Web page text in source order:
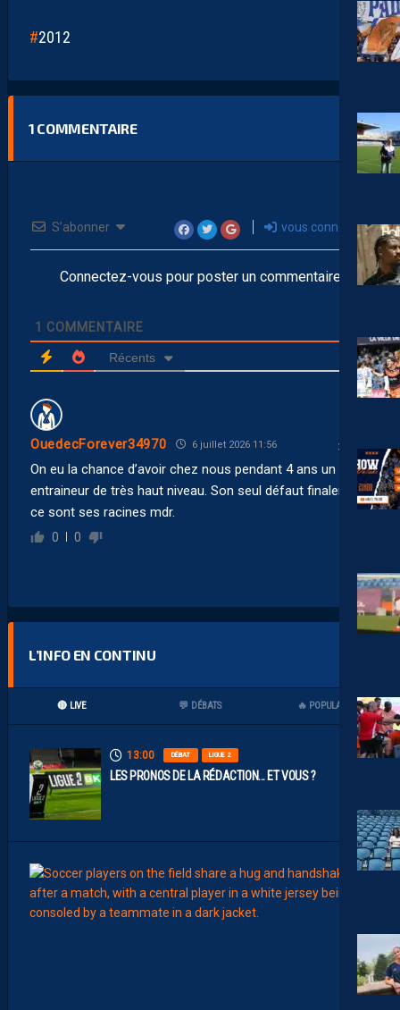
2012
1 COMMENTAIRE
S’abonner vous connecter
Connectez-vous pour poster un commentaire
1 COMMENTAIRE
Récents
OuedecForever34970 6 juillet 2026 11:56
On eu la chance d’avoir chez nous pendant 4 ans un
entraineur de très haut niveau. Son seul défaut finalement
ce sont ses racines mdr.
0 0
L’INFO EN CONTINU
🔴 LIVE 💬 DÉBATS 🔥 POPULAIRES
13:00 DÉBAT LIGUE 2
LES PRONOS DE LA RÉDACTION… ET VOUS ?
É
I
S
A
V